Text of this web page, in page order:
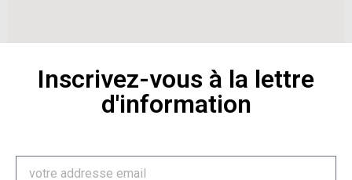
Inscrivez-vous à la lettre
d'information